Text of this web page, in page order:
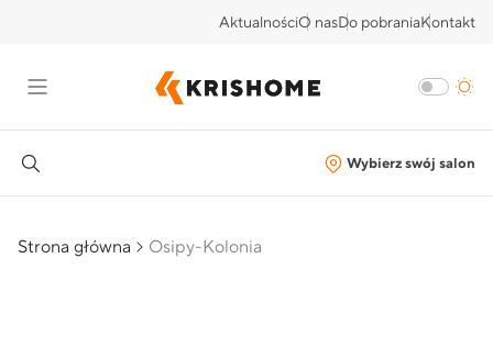
AktualnościO nasDo pobraniaKontakt
Wybierz swój salon
Strona główna Osipy-Kolonia